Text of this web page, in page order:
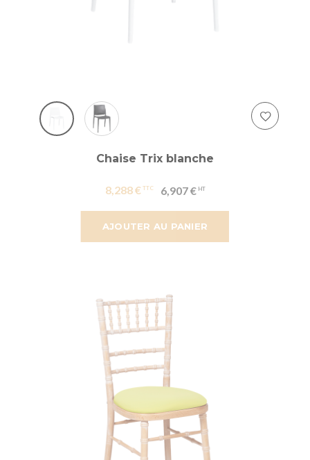
AJOUTER AU PANIER
Chaise Trix blanche
8,288 € 6,907 €